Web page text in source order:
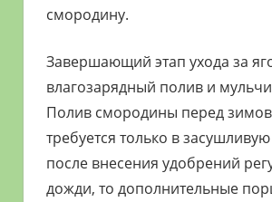
смородину.
Завершающий этап ухода за
влагозарядный полив и
Полив смородины перед
требуется только в
после внесения удобрений
дожди, то дополнительные